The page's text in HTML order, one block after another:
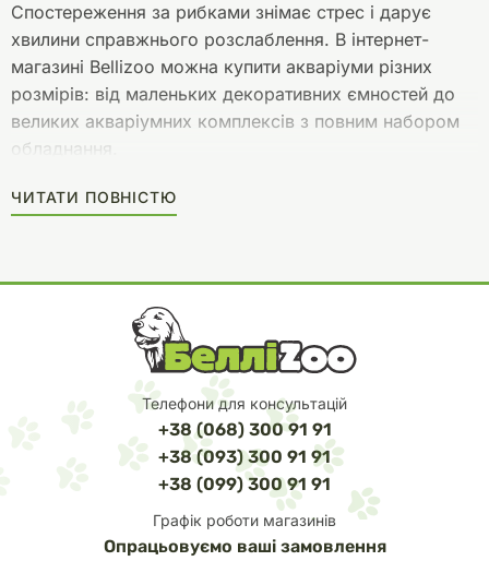
Спостереження за рибками знімає стрес і дарує
хвилини справжнього розслаблення. В інтернет-
магазині Bellizoo можна купити акваріуми різних
розмірів: від маленьких декоративних ємностей до
великих акваріумних комплексів з повним набором
обладнання.
Акваріуми: на що звернути увагу при
Щоб купити акваріум, який ідеально підходить саме
вам, продумайте кілька ключових моментів:
Тип акваріума (прісноводний або морський);
Розмір і форма моделі;
Обладнання та аксесуари для акваріума;
Тип і кількість підводних мешканців і рослин.
Вибір прісноводного або
морського акваріума
ЧИТАТИ ПОВНІСТЮ
Телефони для консультацій
+38 (068) 300 91 91
+38 (093) 300 91 91
+38 (099) 300 91 91
Графік роботи магазинів
Опрацьовуємо ваші замовлення